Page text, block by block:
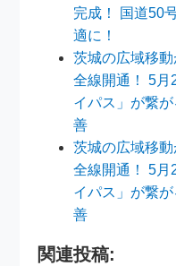
完成！ 国道50
適に！
茨城の広域移
全線開通！ 5月
イパス」が繋
善
茨城の広域移
全線開通！ 5月
イパス」が繋
善
関連投稿: